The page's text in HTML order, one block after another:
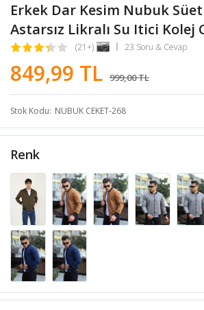
Erkek Dar Kesim Nubuk Süet
Astarsız Likralı Su Itici Kolej
(21+) 23 Soru & Cevap
849,99 TL 999,00 TL
Stok Kodu NUBUK CEKET-268
Renk